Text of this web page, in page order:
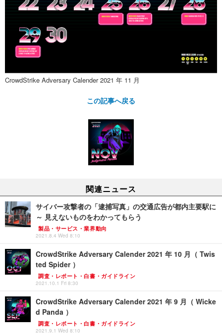
CrowdStrike Adversary Calender 2021 年 11 月
この記事へ戻る
関連ニュース
サイバー攻撃者の「逮捕写真」の交通広告が都内主要駅に
～ 見えないものをわかってもらう
製品・サービス・業界動向
2021.8.4 Wed 8:10
CrowdStrike Adversary Calender 2021 年 10 月（ Twis
ted Spider ）
調査・レポート・白書・ガイドライン
2021.10.1 Fri 8:30
CrowdStrike Adversary Calender 2021 年 9 月（ Wicke
d Panda ）
調査・レポート・白書・ガイドライン
2021.9.1 Wed 8:10